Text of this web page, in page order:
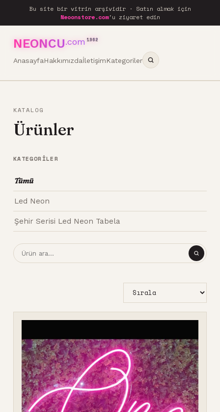
Bu site bir vitrin arşividir · Satın almak için
Neoonstore.com'u ziyaret edin
NEONCU.com 1962
AnasayfaHakkımızdaİletişimKategoriler
KATALOG
Ürünler
KATEGORILER
Tümü
Led Neon
Şehir Serisi Led Neon Tabela